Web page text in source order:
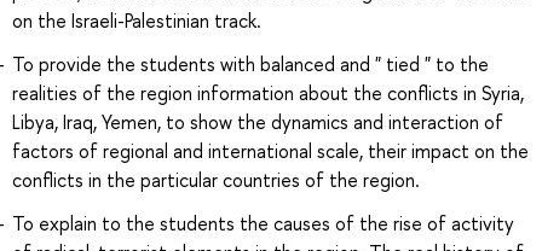
on the Israeli-Palestinian track.
To provide the students with balanced and " tied " to the
realities of the region information about the conflicts in Syria,
Libya, Iraq, Yemen, to show the dynamics and interaction of
factors of regional and international scale, their impact on the
conflicts in the particular countries of the region.
To explain to the students the causes of the rise of activity